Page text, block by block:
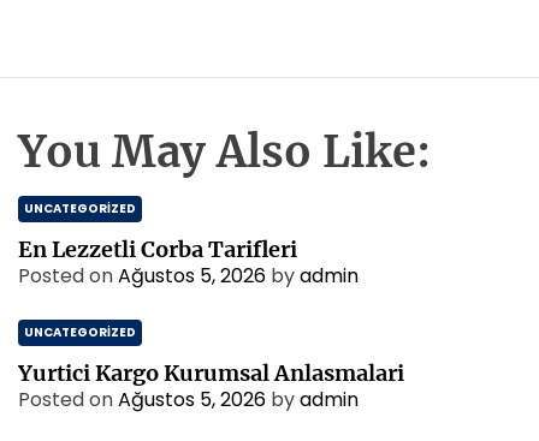
You May Also Like:
UNCATEGORIZED
En Lezzetli Corba Tarifleri
Posted onAğustos 5, 2026 byadmin
UNCATEGORIZED
Yurtici Kargo Kurumsal Anlasmalari
Posted onAğustos 5, 2026 byadmin